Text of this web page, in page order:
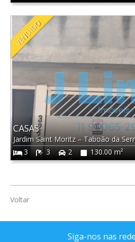
VENDIDO
CASAS
Jardim Saint Moritz–Taboão da
3
3 2 130.00 m²
Voltar
Siga-nos nas